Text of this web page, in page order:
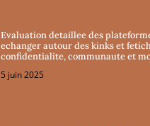
Evaluation detaillee des
echanger autour des kinks et
confidentialite, communaute et
5 juin 2025